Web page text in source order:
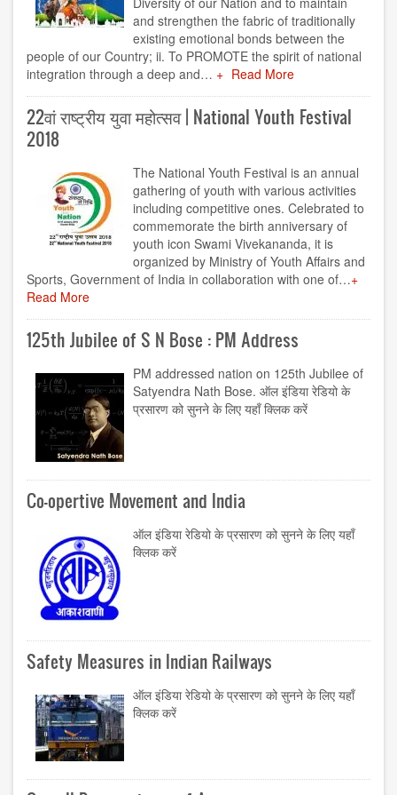
and strengthen the fabric of traditionally
existing emotional bonds between the
people of our Country; ii. To PROMOTE the spirit of national
integration through a deep and…
Read More
22वां राष्ट्रीय युवा महोत्सव | National Youth Festival
2018
The National Youth Festival is an annual
gathering of youth with various activities
including competitive ones. Celebrated to
commemorate the birth anniversary of
youth icon Swami Vivekananda, it is
organized by Ministry of Youth Affairs and
Sports, Government of India in collaboration with one of…
Read More
125th Jubilee of S N Bose : PM Address
PM addressed nation on 125th Jubilee of
Satyendra Nath Bose. ऑल इंडिया रेडियो के
प्रसारण को सुनने के लिए यहाँ क्लिक करें
Co-opertive Movement and India
ऑल इंडिया रेडियो के प्रसारण को सुनने के लिए यहाँ
क्लिक करें
Safety Measures in Indian Railways
ऑल इंडिया रेडियो के प्रसारण को सुनने के लिए यहाँ
क्लिक करें